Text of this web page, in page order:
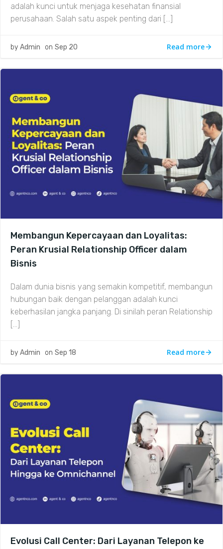
adalah kunci untuk menjaga kesehatan finansial
perusahaan. Salah satu aspek penting dari […]
by Admin on Sep 20 Read more
Membangun Kepercayaan dan Loyalitas:
Peran Krusial Relationship Officer dalam
Bisnis
Dalam dunia bisnis yang semakin kompetitif, membangun
hubungan baik dengan pelanggan adalah kunci
keberhasilan jangka panjang. Di sinilah peran Relationship
[…]
by Admin on Sep 18 Read more
Evolusi Call Center: Dari Layanan Telepon ke